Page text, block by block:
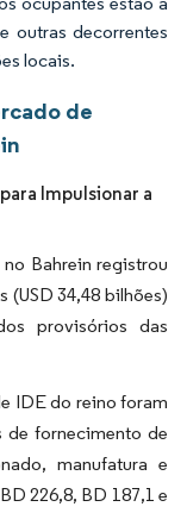
outras decorrentes
locais.
de
Impulsionar a
Bahrein registrou
(USD 34,48 bilhões)
provisórios das
IDE do reino foram
de fornecimento de
manufatura e
226,8, BD 187,1 e